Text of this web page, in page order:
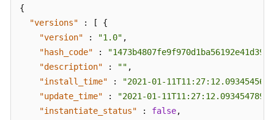
取
Token
安
{
"versions"
: [
{
"version"
: "1.0" ,
"hash_code"
:
"description"
: "" ,
"install_time"
:
"2021-01-
"update_time"
:
"2021-01-
"instantiate_status"
: false,